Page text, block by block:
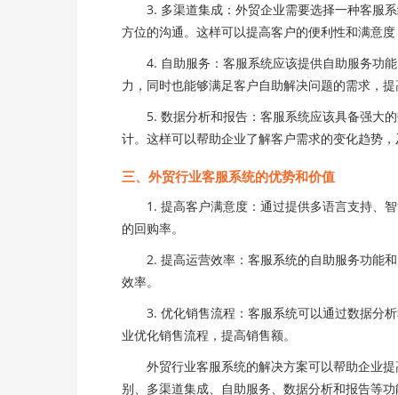
3. 多渠道集成：外贸企业需要选择一种客服系
方位的沟通。这样可以提高客户的便利性和满意
4. 自助服务：客服系统应该提供自助服务功能
力，同时也能够满足客户自助解决问题的需求，
5. 数据分析和报告：客服系统应该具备强大的
计。这样可以帮助企业了解客户需求的变化趋势
三、外贸行业客服系统的优势和价值
1. 提高客户满意度：通过提供多语言支持、智
的回购率。
2. 提高运营效率：客服系统的自助服务功能和
效率。
3. 优化销售流程：客服系统可以通过数据分析
业优化销售流程，提高销售额。
外贸行业客服系统的解决方案可以帮助企业提
别、多渠道集成、自助服务、数据分析和报告等